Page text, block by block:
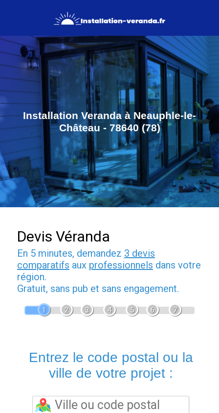
Installation Veranda à Neauphle-le-
Château - 78640 (78)
Devis Véranda
En 5 minutes, demandez 3 devis
comparatifs aux professionnels dans votre
région.
Gratuit, sans pub et sans engagement.
1 2 3 4 5 6 7
Entrez le code postal ou la
ville de votre projet :